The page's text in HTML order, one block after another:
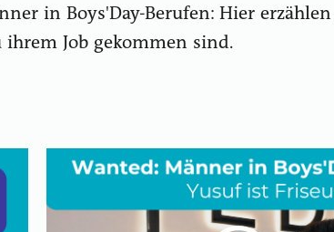
in Boys'Day-Berufen: Hier
ihrem Job gekommen sind.